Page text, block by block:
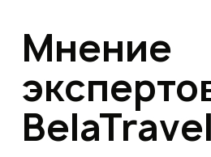
Мнение
BelaTravel